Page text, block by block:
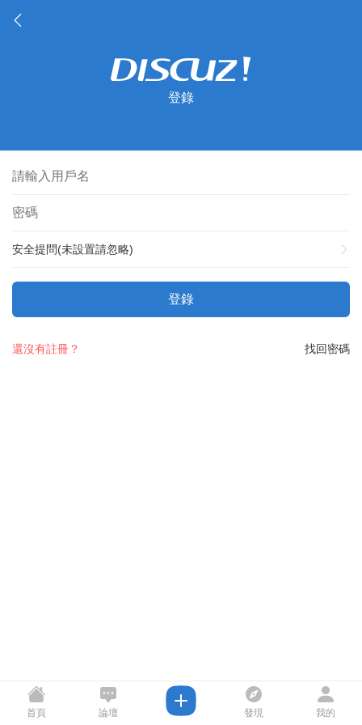
登錄
安全提問(未設置請忽略)
登錄
找回密碼
還沒有註冊？
首頁 論壇 發現 我的